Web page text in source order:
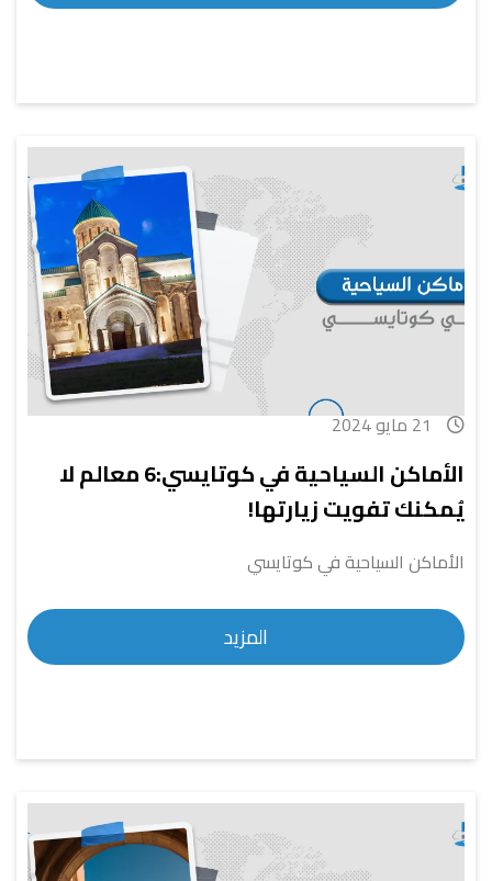
21 مايو 2024
الأماكن السياحية في كوتايسي:6 معالم لا
يُمكنك تفويت زيارتها!
الأماكن السياحية في كوتايسي
المزيد